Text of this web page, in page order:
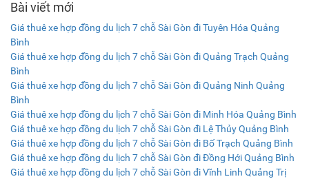
Bài viết mới
Giá thuê xe hợp đồng du lịch 7 chỗ Sài Gòn đi Tuyên Hóa Quảng
Bình
Giá thuê xe hợp đồng du lịch 7 chỗ Sài Gòn đi Quảng Trạch Quảng
Bình
Giá thuê xe hợp đồng du lịch 7 chỗ Sài Gòn đi Quảng Ninh Quảng
Bình
Giá thuê xe hợp đồng du lịch 7 chỗ Sài Gòn đi Minh Hóa Quảng Bình
Giá thuê xe hợp đồng du lịch 7 chỗ Sài Gòn đi Lệ Thủy Quảng Bình
Giá thuê xe hợp đồng du lịch 7 chỗ Sài Gòn đi Bố Trạch Quảng Bình
Giá thuê xe hợp đồng du lịch 7 chỗ Sài Gòn đi Đồng Hới Quảng Bình
Giá thuê xe hợp đồng du lịch 7 chỗ Sài Gòn đi Vĩnh Linh Quảng Trị